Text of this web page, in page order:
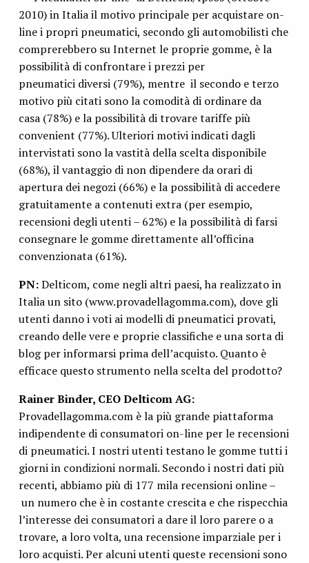
2010) in Italia il motivo principale per acquistare on-
line i propri pneumatici, secondo gli automobilisti che
comprerebbero su Internet le proprie gomme, è la
possibilità di confrontare i prezzi per
pneumatici diversi (79%), mentre il secondo e terzo
motivo più citati sono la comodità di ordinare da
casa (78%) e la possibilità di trovare tariffe più
convenient (77%). Ulteriori motivi indicati dagli
intervistati sono la vastità della scelta disponibile
(68%), il vantaggio di non dipendere da orari di
apertura dei negozi (66%) e la possibilità di accedere
gratuitamente a contenuti extra (per esempio,
recensioni degli utenti – 62%) e la possibilità di farsi
consegnare le gomme direttamente all’officina
convenzionata (61%).
PN:Delticom, come negli altri paesi, ha realizzato in
Italia un sito (www.provadellagomma.com), dove gli
utenti danno i voti ai modelli di pneumatici provati,
creando delle vere e proprie classifiche e una sorta di
blog per informarsi prima dell’acquisto. Quanto è
efficace questo strumento nella scelta del prodotto?
Rainer Binder, CEO Delticom AG:
Provadellagomma.com è la più grande piattaforma
indipendente di consumatori on-line per le recensioni
di pneumatici. I nostri utenti testano le gomme tutti i
giorni in condizioni normali. Secondo i nostri dati più
recenti, abbiamo più di 177 mila recensioni online –
un numero che è in costante crescita e che rispecchia
l’interesse dei consumatori a dare il loro parere o a
trovare, a loro volta, una recensione imparziale per i
loro acquisti. Per alcuni utenti queste recensioni sono